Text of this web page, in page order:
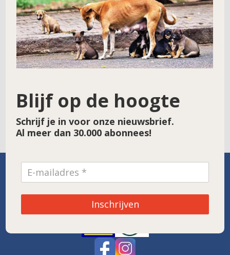
E-mail*
Site
Noordwolde
Blijf op de hoogte
Schrijf je in voor onze nieuwsbrief.
Al meer dan 30.000 abonnees!
Inschrijven